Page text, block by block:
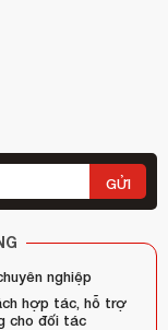
GỬI
nghiệp
hợp tác, hỗ trợ
cho đối tác